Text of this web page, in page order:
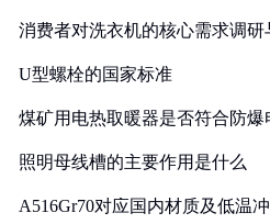
消费者对洗衣机的核心需求调研
U型螺栓的国家标准
煤矿用电热取暖器是否符合防爆
照明母线槽的主要作用是什么
A516Gr70对应国内材质及低温